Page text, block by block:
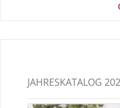
JAHRESKATALOG